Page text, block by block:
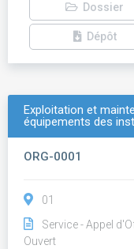
Dossier
Dépôt
Exploitation et
équipements des
ORG-0001
01
Service - Appel
Ouvert